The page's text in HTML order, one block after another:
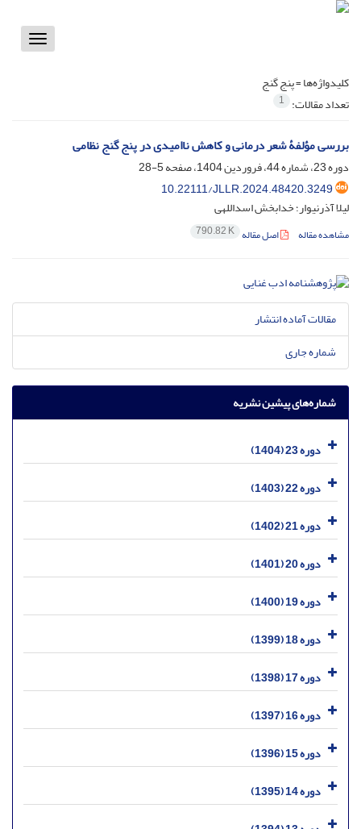
Toggle
کلیدواژه‌ها =پنج گنج
تعداد مقالات: 1
بررسی مؤلفۀ شعر درمانی و کاهش ناامیدی در پنج گنج نظامی
دوره 23، شماره 44، فروردین 1404، صفحه
5-28
10.22111/JLLR.2024.48420.3249
لیلا آذرنیوار؛ خدابخش اسداللهی
مشاهده مقاله اصل مقاله 790.82 K
مقالات آماده انتشار
شماره جاری
شماره‌های پیشین نشریه
دوره 23 (1404)
دوره 22 (1403)
دوره 21 (1402)
دوره 20 (1401)
دوره 19 (1400)
دوره 18 (1399)
دوره 17 (1398)
دوره 16 (1397)
دوره 15 (1396)
دوره 14 (1395)